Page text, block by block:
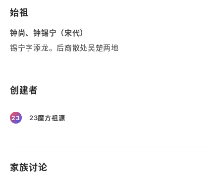
始祖
钟尚、钟锡宁（宋代）
锡宁字添龙。后裔散处吴楚两地
创建者
23 23魔方祖源
家族讨论